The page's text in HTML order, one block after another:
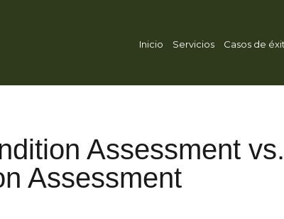
Inicio Servicios Casos de
Assessment vs.
Assessment